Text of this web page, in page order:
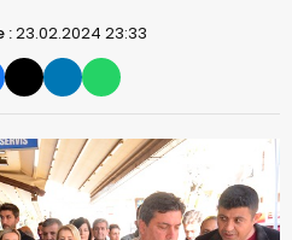
:23.02.2024 23:33